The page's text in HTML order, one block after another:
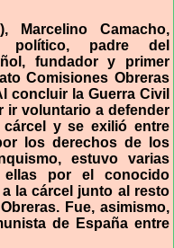
Marcelino Camacho,
político, padre del
fundador y primer
Comisiones Obreras
concluir la Guerra Civil
ir voluntario a defender
y se exilió entre
los derechos de los
estuvo varias
por el conocido
la cárcel junto al resto
Fue, asimismo,
de España entre